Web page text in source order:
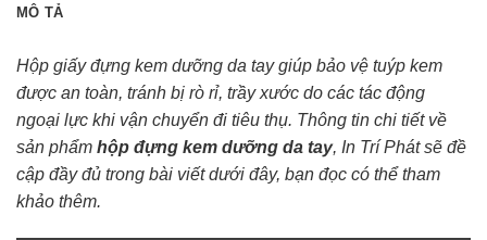
MÔ TẢ
Hộp giấy đựng kem dưỡng da tay giúp bảo vệ tuýp kem
được an toàn, tránh bị rò rỉ, trầy xước do các tác động
ngoại lực khi vận chuyển đi tiêu thụ. Thông tin chi tiết về
sản phẩm hộp đựng kem dưỡng da tay, In Trí Phát sẽ đề
cập đầy đủ trong bài viết dưới đây, bạn đọc có thể tham
khảo thêm.